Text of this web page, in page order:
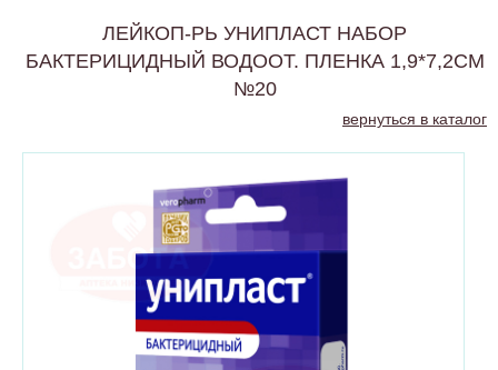
ЛЕЙКОП-РЬ УНИПЛАСТ НАБОР
БАКТЕРИЦИДНЫЙ ВОДООТ. ПЛЕНКА 1,9*7,2СМ
№20
вернуться в каталог